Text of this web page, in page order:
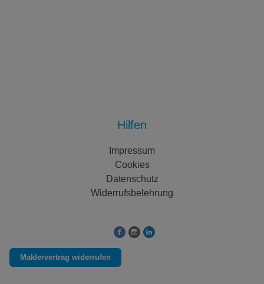
Hilfen
Impressum
Cookies
Datenschutz
Widerrufsbelehrung
Maklervertrag widerrufen